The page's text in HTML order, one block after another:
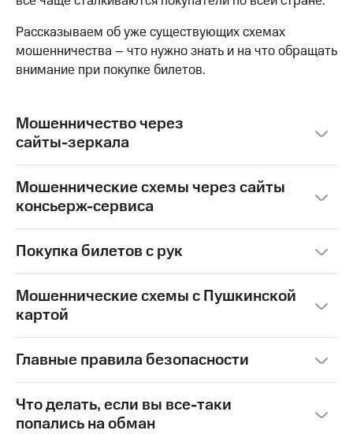
МУЗЫКАЛЬНЫЕ
ДЖАЗ
НАРОДНАЯ МУЗЫКА
ХИП-ХОП
ХОРЕОГРАФИЯ
ЭСТРАДА
ЮМОР
КЛАССИЧЕСКАЯ МУЗЫКА
ОРГАННАЯ МУЗЫКА
ДУХОВНАЯ МУЗЫКА
МУЗЫКАЛЬНЫЕ
МЮЗИКЛЫ
ДЕТЯМ
ДЕТЯМ ОТ 3 ДО 6 ЛЕТ
ДЕТЯМ ОТ 7 ДО 11 ЛЕТ
ДЕТЯМ ОТ 12 ДО 15 ЛЕТ
ДЕТЯМ ДО 3 ЛЕТ
КЛАССИКА
ОПЕРА
БАЛЕТ
ИНСТРУМЕНТАЛЬНАЯ МУЗЫКА
ВОКАЛ
СТЕНДАП
ПОДАРОЧНЫЕ КАРТЫ
ТЕАТРЫ
ЦИРКИ
СПОРТИВНЫЕ КОМПЛЕКСЫ
КОНЦЕРТНЫЕ ЗАЛЫ
ДОМА КУЛЬТУРЫ
Рассказываем об уже существующих схемах
мошенничества – что нужно знать и на что обращать
внимание при покупке билетов.
Мошенничество через
сайты-⁠зеркала
Мошеннические схемы через сайты
консьерж-⁠сервиса
Покупка билетов с рук
Мошеннические схемы с Пушкинской
картой
Главные правила безопасности
Что делать, если вы все-таки
попались на обман